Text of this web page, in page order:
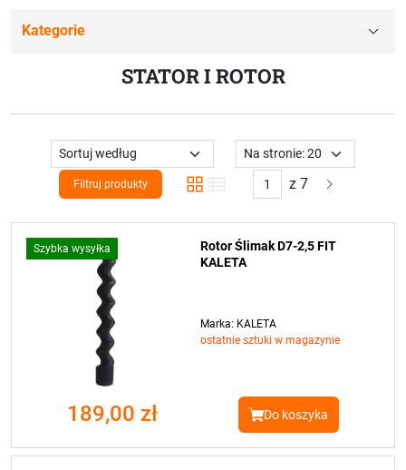
Kategorie
STATOR I ROTOR
Filtruj produkty z 7 Następny
Szybka wysyłka
Rotor Ślimak D7-2,5 FIT
KALETA
Marka: KALETA
ostatnie sztuki w magazynie
189,00 zł Do koszyka